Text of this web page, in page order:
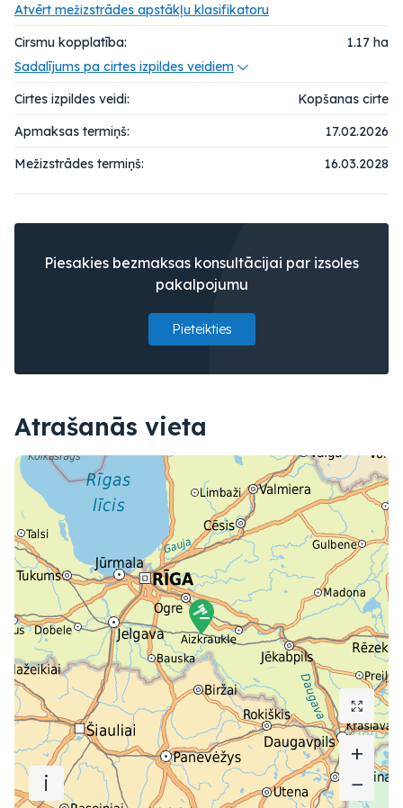
Atvērt mežizstrādes apstākļu klasifikatoru
Cirsmu kopplatība:
1.17 ha
Sadalījums pa cirtes izpildes veidiem
Cirtes izpildes veidi:
Kopšanas cirte
Apmaksas termiņš:
17.02.2026
Mežizstrādes termiņš:
16.03.2028
Piesakies bezmaksas konsultācijai par izsoles
pakalpojumu
Pieteikties
Atrašanās vieta
+
−
i
+
−